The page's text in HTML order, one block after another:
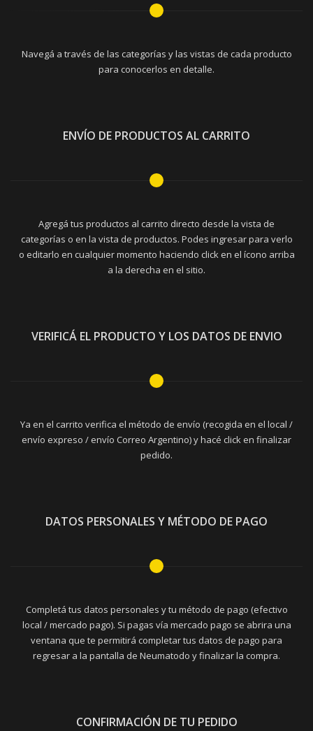
Navegá a través de las categorías y las vistas de cada producto
para conocerlos en detalle.
ENVÍO DE PRODUCTOS AL CARRITO
Agregá tus productos al carrito directo desde la vista de
categorías o en la vista de productos. Podes ingresar para verlo
o editarlo en cualquier momento haciendo click en el ícono arriba
a la derecha en el sitio.
VERIFICÁ EL PRODUCTO Y LOS DATOS DE ENVIO
Ya en el carrito verifica el método de envío (recogida en el local /
envío expreso / envío Correo Argentino) y hacé click en finalizar
pedido.
DATOS PERSONALES Y MÉTODO DE PAGO
Completá tus datos personales y tu método de pago (efectivo
local / mercado pago). Si pagas vía mercado pago se abrira una
ventana que te permitirá completar tus datos de pago para
regresar a la pantalla de Neumatodo y finalizar la compra.
CONFIRMACIÓN DE TU PEDIDO